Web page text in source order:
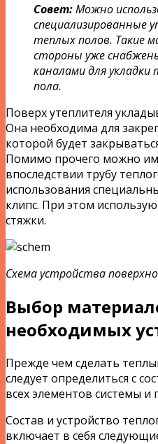
Совет:Можно
специализированные
теплых полов. Такие
стороны уже
каналами для
пола.
Поверх утеплителя
Она необходима для
которой будет
Помимо прочего можно
впоследствии трубу
использования
клипс. При этом
стяжки.
Схема устройства
Выбор
необходимых
Прежде чем сделать
следует определиться с
всех элементов системы и
Состав и устройство
включает в себя